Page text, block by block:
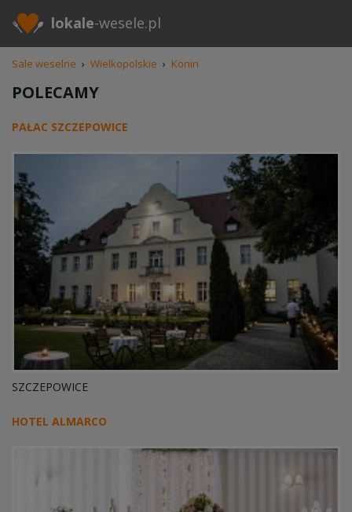
lokale-wesele.pl
Sale weselne › Wielkopolskie › Konin
POLECAMY
PAŁAC SZCZEPOWICE
SZCZEPOWICE
HOTEL ALMARCO